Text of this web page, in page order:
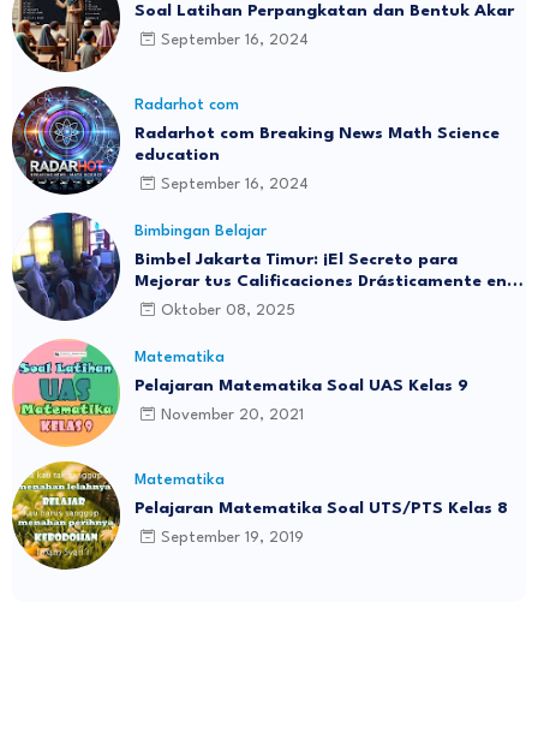
Soal Latihan Perpangkatan dan Bentuk Akar
September 16, 2024
Radarhot com
Radarhot com Breaking News Math Science
education
September 16, 2024
Bimbingan Belajar
Bimbel Jakarta Timur: ¡El Secreto para
Mejorar tus Calificaciones Drásticamente en 3
Meses!Oktober 08, 2025
Matematika
Pelajaran Matematika Soal UAS Kelas 9
November 20, 2021
Matematika
Pelajaran Matematika Soal UTS/PTS Kelas 8
September 19, 2019